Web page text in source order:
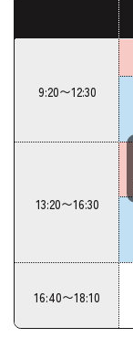
9:20〜12:30
13:20〜16:30
16:40〜18:10